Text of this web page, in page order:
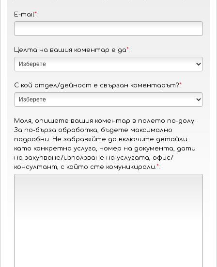
E-mail*:
Целта на вашия коментар е да*:
С кой отдел/дейност е свързан коментарът?*:
Моля, опишете вашия коментар в полето по-долу.
За по-бърза обработка, бъдете максимално
подробни. Не забравяйте да включите детайли
като конкретна услуга, номер на документа, дати
на закупване/използване на услугата, офис/
консултант, с който сте комуникирали.*: